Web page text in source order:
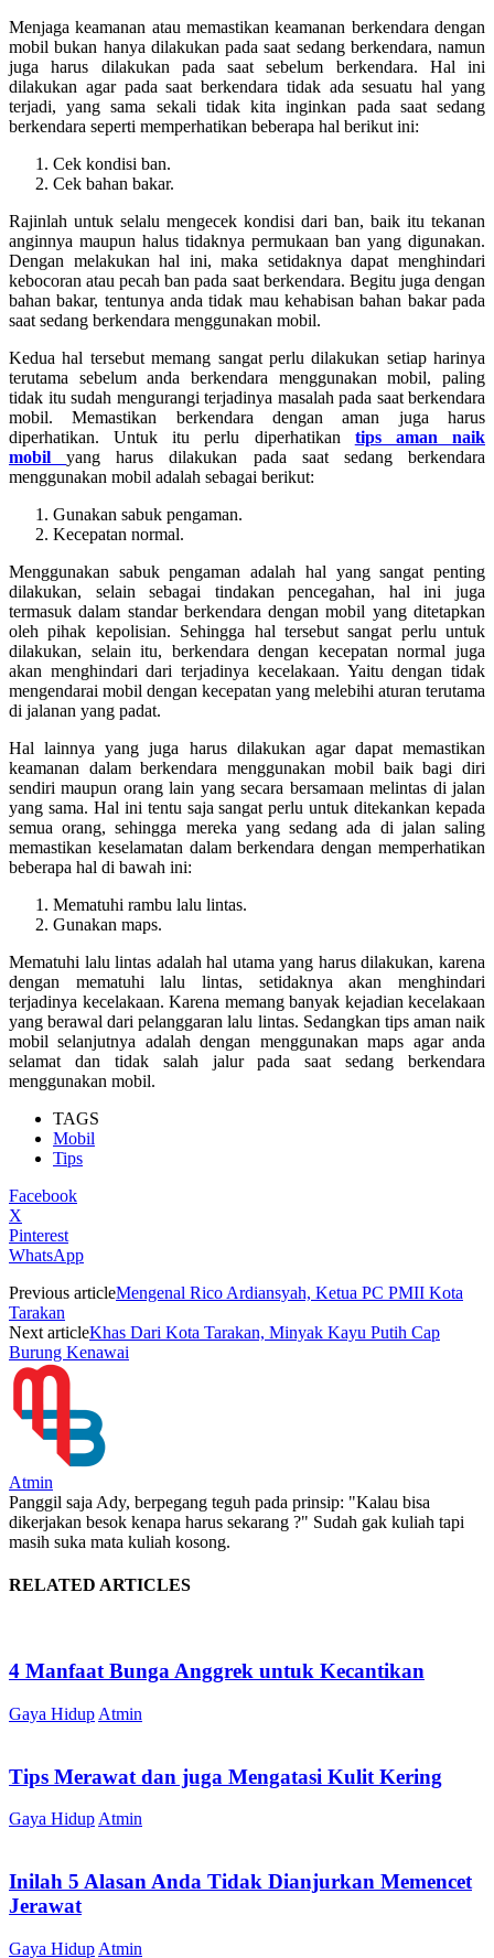
Menjaga keamanan atau memastikan keamanan berkendara dengan
mobil bukan hanya dilakukan pada saat sedang berkendara, namun
juga harus dilakukan pada saat sebelum berkendara. Hal ini
dilakukan agar pada saat berkendara tidak ada sesuatu hal yang
terjadi, yang sama sekali tidak kita inginkan pada saat sedang
berkendara seperti memperhatikan beberapa hal berikut ini:
Cek kondisi ban.
Cek bahan bakar.
Rajinlah untuk selalu mengecek kondisi dari ban, baik itu tekanan
anginnya maupun halus tidaknya permukaan ban yang digunakan.
Dengan melakukan hal ini, maka setidaknya dapat menghindari
kebocoran atau pecah ban pada saat berkendara. Begitu juga dengan
bahan bakar, tentunya anda tidak mau kehabisan bahan bakar pada
saat sedang berkendara menggunakan mobil.
Kedua hal tersebut memang sangat perlu dilakukan setiap harinya
terutama sebelum anda berkendara menggunakan mobil, paling
tidak itu sudah mengurangi terjadinya masalah pada saat berkendara
mobil. Memastikan berkendara dengan aman juga harus
diperhatikan. Untuk itu perlu diperhatikan tips aman naik
mobil
yang harus dilakukan pada saat sedang berkendara
menggunakan mobil adalah sebagai berikut:
Gunakan sabuk pengaman.
Kecepatan normal.
Menggunakan sabuk pengaman adalah hal yang sangat penting
dilakukan, selain sebagai tindakan pencegahan, hal ini juga
termasuk dalam standar berkendara dengan mobil yang ditetapkan
oleh pihak kepolisian. Sehingga hal tersebut sangat perlu untuk
dilakukan, selain itu, berkendara dengan kecepatan normal juga
akan menghindari dari terjadinya kecelakaan. Yaitu dengan tidak
mengendarai mobil dengan kecepatan yang melebihi aturan terutama
di jalanan yang padat.
Hal lainnya yang juga harus dilakukan agar dapat memastikan
keamanan dalam berkendara menggunakan mobil baik bagi diri
sendiri maupun orang lain yang secara bersamaan melintas di jalan
yang sama. Hal ini tentu saja sangat perlu untuk ditekankan kepada
semua orang, sehingga mereka yang sedang ada di jalan saling
memastikan keselamatan dalam berkendara dengan memperhatikan
beberapa hal di bawah ini:
Mematuhi rambu lalu lintas.
Gunakan maps.
Mematuhi lalu lintas adalah hal utama yang harus dilakukan, karena
dengan mematuhi lalu lintas, setidaknya akan menghindari
terjadinya kecelakaan. Karena memang banyak kejadian kecelakaan
yang berawal dari pelanggaran lalu lintas. Sedangkan tips aman naik
mobil selanjutnya adalah dengan menggunakan maps agar anda
selamat dan tidak salah jalur pada saat sedang berkendara
menggunakan mobil.
TAGS
Mobil
Tips
Facebook
X
Pinterest
WhatsApp
Previous articleMengenal Rico Ardiansyah, Ketua PC PMII Kota
Tarakan
Next articleKhas Dari Kota Tarakan, Minyak Kayu Putih Cap
Burung Kenawai
Atmin
Panggil saja Ady, berpegang teguh pada prinsip: "Kalau bisa
dikerjakan besok kenapa harus sekarang ?" Sudah gak kuliah tapi
masih suka mata kuliah kosong.
RELATED ARTICLES
4 Manfaat Bunga Anggrek untuk Kecantikan
Gaya Hidup Atmin
Tips Merawat dan juga Mengatasi Kulit Kering
Gaya Hidup Atmin
Inilah 5 Alasan Anda Tidak Dianjurkan Memencet
Jerawat
Gaya Hidup Atmin